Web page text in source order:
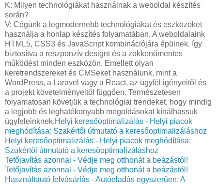
K: Milyen technológiákat használnak a weboldal készítés
során?
V: Cégünk a legmodernebb technológiákat és eszközöket
használja a honlap készítés folyamatában. A weboldalaink
HTML5, CSS3 és JavaScript kombinációjára épülnek, így
biztosítva a reszponzív designt és a zökkenőmentes
működést minden eszközön. Emellett olyan
keretrendszereket és CMSeket használunk, mint a
WordPress, a Laravel vagy a React, az ügyfél igényeitől és
a projekt követelményeitől függően. Természetesen
folyamatosan követjük a technológiai trendeket, hogy mindig
a legjobb és leghatékonyabb megoldásokat kínálhassuk
ügyfeleinknek.Helyi keresőoptimalizálás - Helyi piacok
meghódítása: Szakértői útmutató a keresőoptimalizáláshoz
Helyi keresőoptimalizálás - Helyi piacok meghódítása:
Szakértői útmutató a keresőoptimalizáláshoz
Tetőjavítás azonnal - Védje meg otthonát a beázástól!
Tetőjavítás azonnal - Védje meg otthonát a beázástól!
Használtautó felvásárlás - Autóeladás egyszerűen: A